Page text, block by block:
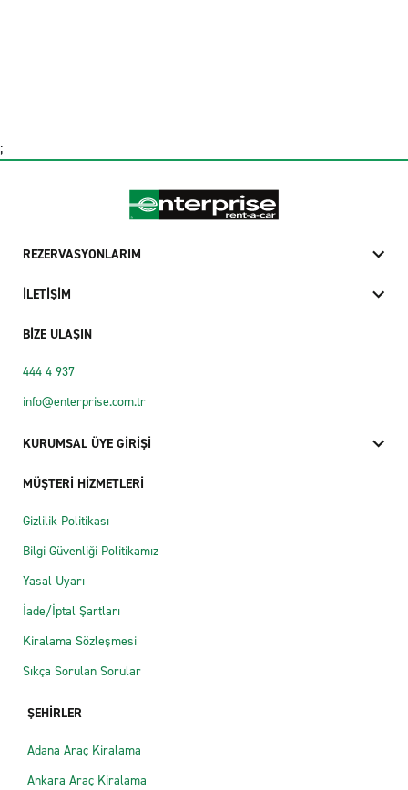
;
REZERVASYONLARIM
İLETİŞİM
BİZE ULAŞIN
444 4 937
info@enterprise.com.tr
KURUMSAL ÜYE GİRİŞİ
MÜŞTERİ HİZMETLERİ
Gizlilik Politikası
Bilgi Güvenliği Politikamız
Yasal Uyarı
İade/İptal Şartları
Kiralama Sözleşmesi
Sıkça Sorulan Sorular
ŞEHİRLER
Adana Araç Kiralama
Ankara Araç Kiralama